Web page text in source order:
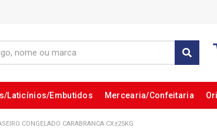
Laticínios/Embutidos Mercearia/Confeitaria
CONGELADO CARABRANCA CX±25KG